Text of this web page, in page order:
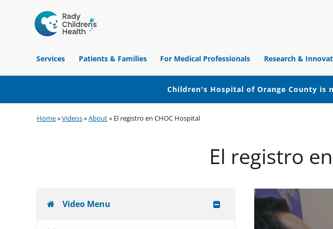
Hospital
of
Orange
Services
Patients & Families For Medical Professionals Research &
Children's Hospital of Orange County is
to
to
to
Home»Videos»About» El registro en CHOC Hospital
El registro
Video Menu